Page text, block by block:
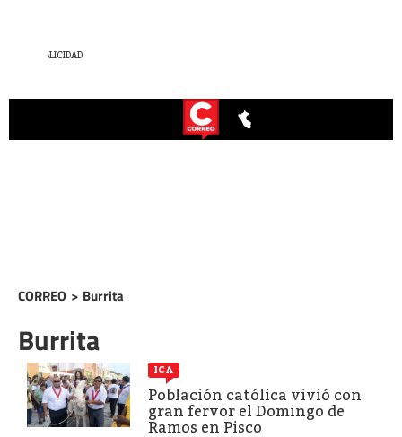
CORREO > Burrita
Burrita
ICA
Población católica vivió con
gran fervor el Domingo de
Ramos en Pisco